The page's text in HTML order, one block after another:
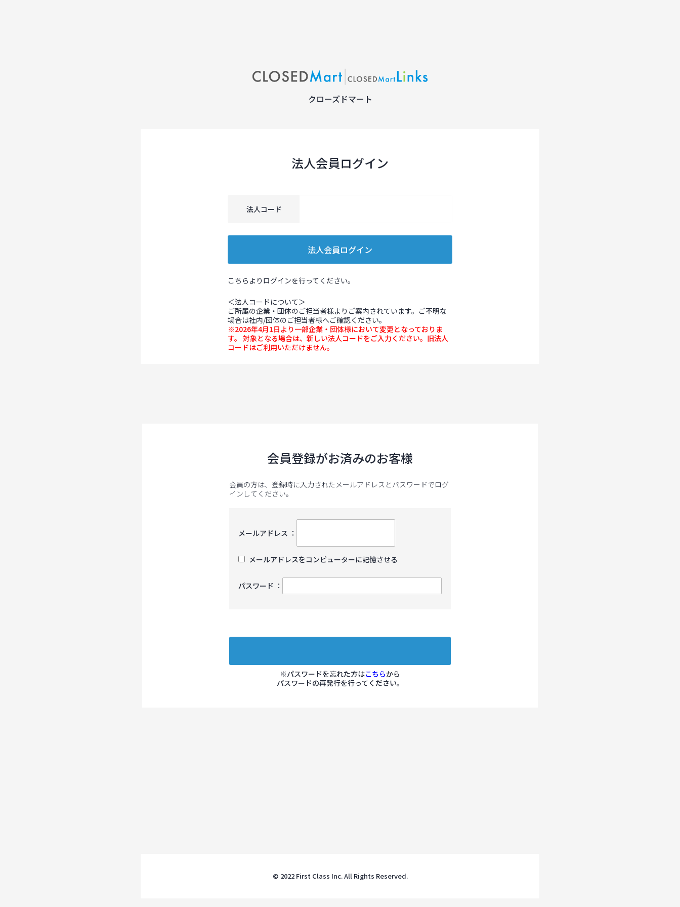
クローズドマート
法人会員ログイン
法人コード
こちらよりログインを行ってください。
＜法人コードについて＞
ご所属の企業・団体のご担当者様よりご案内されています。ご不明な
場合は社内/団体のご担当者様へご確認ください。
※2026年4月1日より一部企業・団体様において変更となっておりま
す。 対象となる場合は、新しい法人コードをご入力ください。旧法人
コードはご利用いただけません。
会員登録がお済みのお客様
会員の方は、登録時に入力されたメールアドレスとパスワードでログ
インしてください。
メールアドレス ：
メールアドレスをコンピューターに記憶させる
パスワード ：
※パスワードを忘れた方はこちらから
パスワードの再発行を行ってください。
© 2022 First Class Inc. All Rights Reserved.